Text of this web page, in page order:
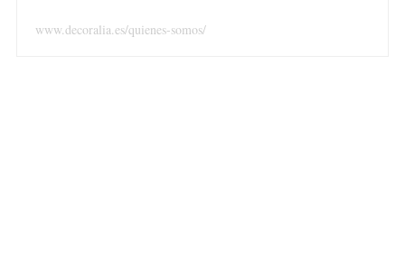
www.decoralia.es/quienes-somos/